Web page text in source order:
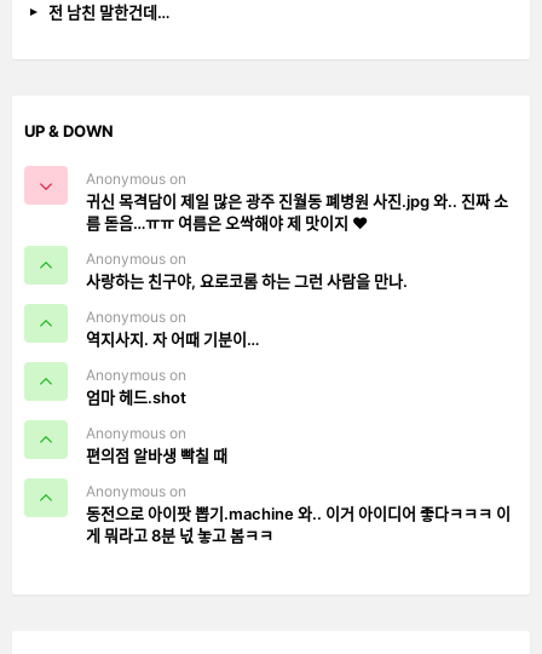
전 남친 말한건데…
UP & DOWN
Anonymous on
귀신 목격담이 제일 많은 광주 진월동 폐병원 사진.jpg 와.. 진짜 소
름 돋음…ㅠㅠ 여름은 오싹해야 제 맛이지 ❤️
Anonymous on
사랑하는 친구야, 요로코롬 하는 그런 사람을 만나.
Anonymous on
역지사지. 자 어때 기분이…
Anonymous on
엄마 헤드.shot
Anonymous on
편의점 알바생 빡칠 때
Anonymous on
동전으로 아이팟 뽑기.machine 와.. 이거 아이디어 좋다ㅋㅋㅋ 이
게 뭐라고 8분 넋 놓고 봄ㅋㅋ